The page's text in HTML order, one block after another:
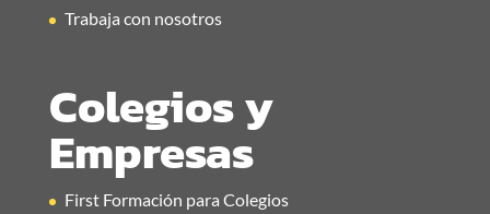
Trabaja con nosotros
Colegios y
Empresas
First Formación para Colegios